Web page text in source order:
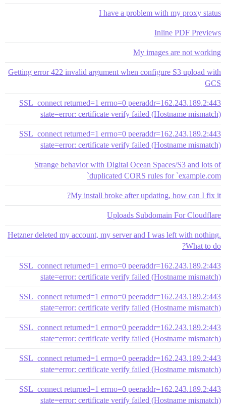
I have a problem with my proxy status
Inline PDF Previews
My images are not working
Getting error 422 invalid argument when configure S3 upload with
GCS
SSL_connect returned=1 errno=0 peeraddr=162.243.189.2:443
state=error: certificate verify failed (Hostname mismatch)
SSL_connect returned=1 errno=0 peeraddr=162.243.189.2:443
state=error: certificate verify failed (Hostname mismatch)
Strange behavior with Digital Ocean Spaces/S3 and lots of
duplicated CORS rules for `example.com`
My install broke after updating, how can I fix it?
Uploads Subdomain For Cloudflare
Hetzner deleted my account, my server and I was left with nothing.
What to do?
SSL_connect returned=1 errno=0 peeraddr=162.243.189.2:443
state=error: certificate verify failed (Hostname mismatch)
SSL_connect returned=1 errno=0 peeraddr=162.243.189.2:443
state=error: certificate verify failed (Hostname mismatch)
SSL_connect returned=1 errno=0 peeraddr=162.243.189.2:443
state=error: certificate verify failed (Hostname mismatch)
SSL_connect returned=1 errno=0 peeraddr=162.243.189.2:443
state=error: certificate verify failed (Hostname mismatch)
SSL_connect returned=1 errno=0 peeraddr=162.243.189.2:443
state=error: certificate verify failed (Hostname mismatch)